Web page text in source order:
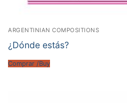
ARGENTINIAN COMPOSITIONS
¿Dónde estás?
Comprar /Buy